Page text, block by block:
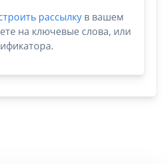
рассылку в вашем
на ключевые слова, или